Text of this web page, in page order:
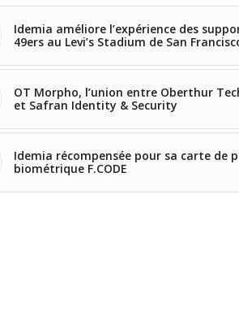
Idemia améliore l’expérience des
49ers au Levi’s Stadium de San
OT Morpho, l’union entre Oberthur
et Safran Identity & Security
Idemia récompensée pour sa carte de
biométrique F.CODE